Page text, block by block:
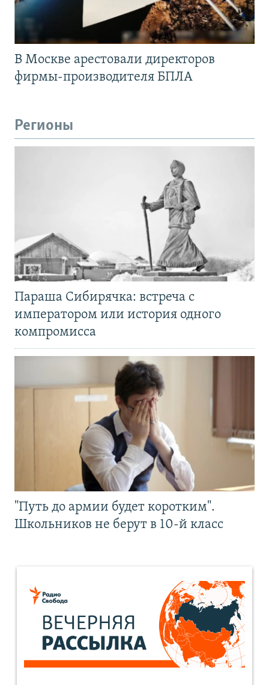
В Москве арестовали директоров
фирмы-производителя БПЛА
Регионы
Параша Сибирячка: встреча с
императором или история одного
компромисса
"Путь до армии будет коротким".
Школьников не берут в 10-й класс